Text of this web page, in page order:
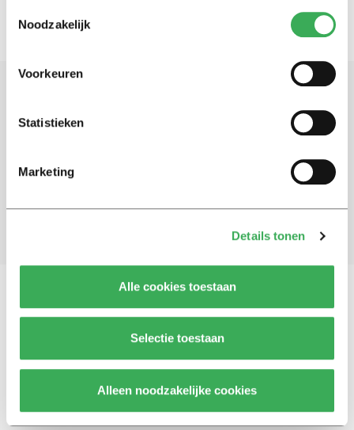
Noodzakelijk
Voorkeuren
Statistieken
Marketing
Details tonen
Alle cookies toestaan
Selectie toestaan
Alleen noodzakelijke cookies
Blijf op de hoogte. Meld je aan voor de nieuwsbrief van
Aanmelden
Vragen, opmerkingen of tips?
© 2026 -Over ons Disclaimer Adverteren Werken bij Contact